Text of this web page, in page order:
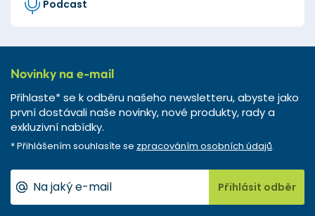
Podcast
Novinky na e-mail
Přihlaste* se k odběru našeho newsletteru, abyste jako
první dostávali naše novinky, nové produkty, rady a
exkluzivní nabídky.
* Přihlášením souhlasíte se zpracováním osobních údajů.
Přihlásit odběr